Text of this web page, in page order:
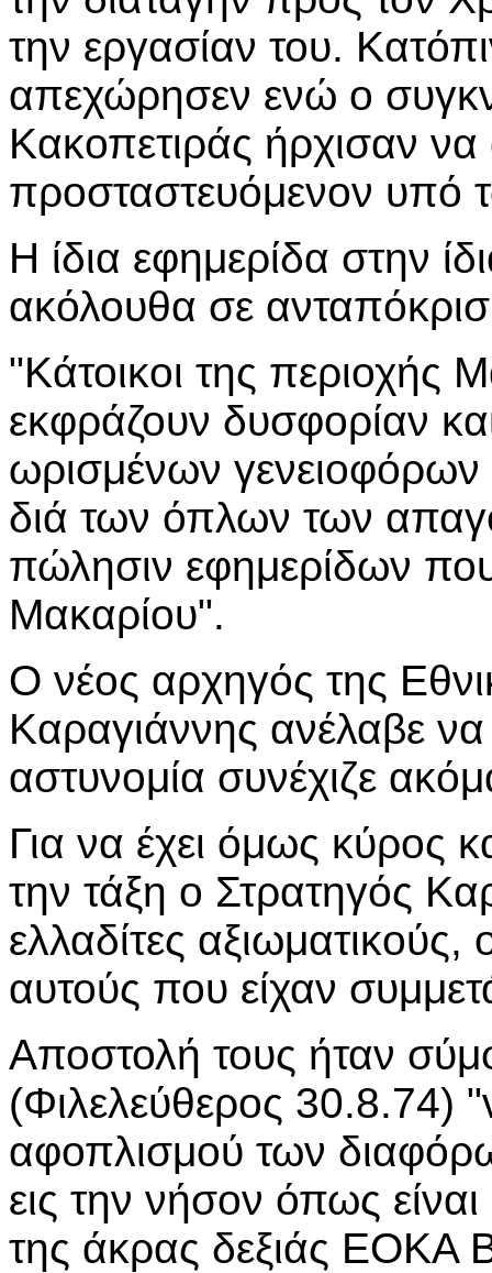
την εργασίαν του.
απεχώρησεν ενώ ο
Κακοπετιράς ήρχισαν
προσταστευόμενον υπό
Η ίδια εφημερίδα στην
ακόλουθα σε
"Κάτοικοι της περιοχής
εκφράζουν δυσφορίαν
ωρισμένων γενειοφόρων
διά των όπλων των
πώλησιν εφημερίδων
Μακαρίου".
Ο νέος αρχηγός της
Καραγιάννης ανέλαβε
αστυνομία συνέχιζε
Για να έχει όμως κύρος
την τάξη ο Στρατηγός
ελλαδίτες αξιωματικούς,
αυτούς που είχαν
Αποστολή τους ήταν
(Φιλελεύθερος 30.8.74)
αφοπλισμού των
εις την νήσον όπως
της άκρας δεξιάς ΕΟΚΑ